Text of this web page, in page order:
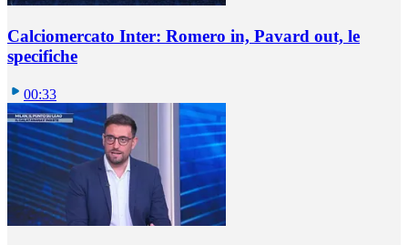
Calciomercato Inter: Romero in, Pavard out, le
specifiche
00:33